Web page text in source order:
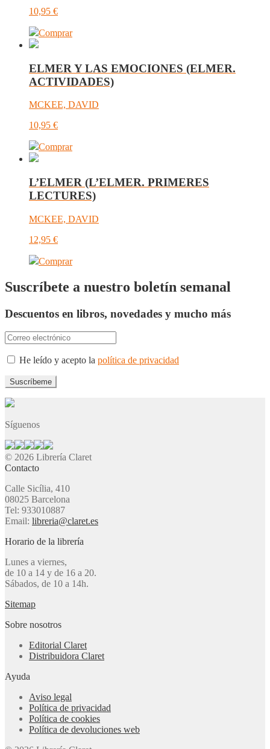
10,95 €
Comprar
ELMER Y LAS EMOCIONES (ELMER.
ACTIVIDADES)
MCKEE, DAVID
10,95 €
Comprar
L’ELMER (L’ELMER. PRIMERES
LECTURES)
MCKEE, DAVID
12,95 €
Comprar
Suscríbete a nuestro boletín semanal
Descuentos en libros, novedades y mucho más
He leído y acepto la política de privacidad
Síguenos
© 2026 Librería Claret
Contacto
Calle Sicília, 410
08025 Barcelona
Tel: 933010887
Email: libreria@claret.es
Horario de la librería
Lunes a viernes,
de 10 a 14 y de 16 a 20.
Sábados, de 10 a 14h.
Sitemap
Sobre nosotros
Editorial Claret
Distribuidora Claret
Ayuda
Aviso legal
Política de privacidad
Política de cookies
Política de devoluciones web